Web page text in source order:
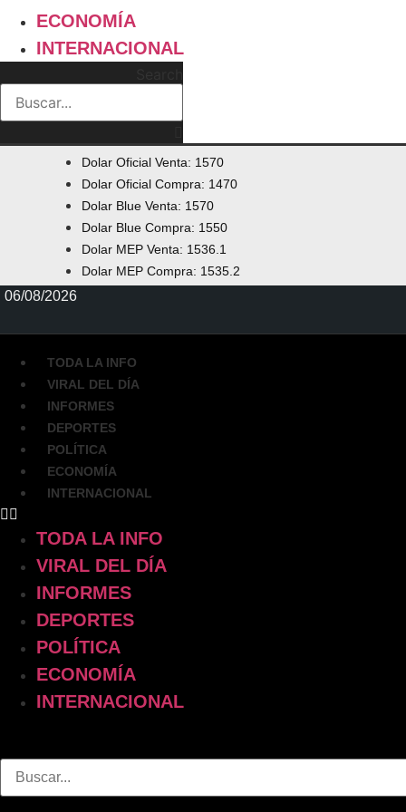
ECONOMÍA
INTERNACIONAL
Dolar Oficial Venta: 1570
Dolar Oficial Compra: 1470
Dolar Blue Venta: 1570
Dolar Blue Compra: 1550
Dolar MEP Venta: 1536.1
Dolar MEP Compra: 1535.2
06/08/2026
TODA LA INFO
VIRAL DEL DÍA
INFORMES
DEPORTES
POLÍTICA
ECONOMÍA
INTERNACIONAL
TODA LA INFO
VIRAL DEL DÍA
INFORMES
DEPORTES
POLÍTICA
ECONOMÍA
INTERNACIONAL